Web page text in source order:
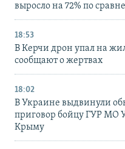
выросло на 72% по
18:53
В Керчи дрон упал на
сообщают о жертвах
18:02
В Украине выдвинули
приговор бойцу ГУР МО
Крыму